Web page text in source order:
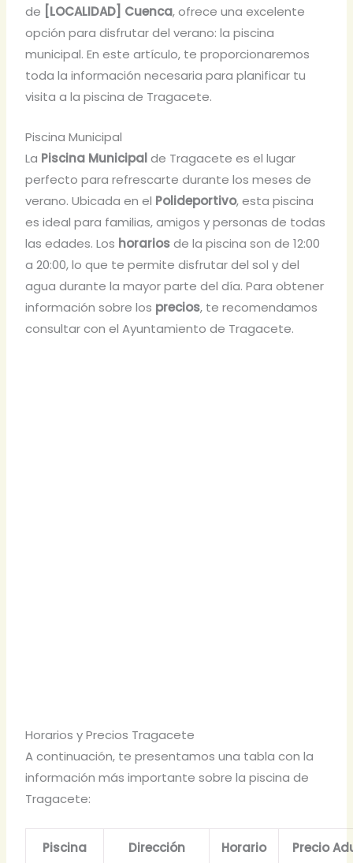
de
[LOCALIDAD] Cuenca, ofrece una excelente
opción para disfrutar del verano: la piscina
municipal. En este artículo, te proporcionaremos
toda la información necesaria para planificar tu
visita a la piscina de Tragacete.
Piscina Municipal
La Piscina Municipalde Tragacete es el lugar
perfecto para refrescarte durante los meses de
verano. Ubicada en el Polideportivo, esta piscina
es ideal para familias, amigos y personas de todas
las edades. Los horariosde la piscina son de 12:00
a 20:00, lo que te permite disfrutar del sol y del
agua durante la mayor parte del día. Para obtener
información sobre los precios, te recomendamos
consultar con el Ayuntamiento de Tragacete.
Horarios y Precios Tragacete
A continuación, te presentamos una tabla con la
información más importante sobre la piscina de
Tragacete:
Piscina Dirección Horario Precio